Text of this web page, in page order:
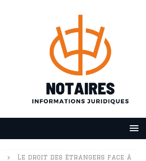
Le droit des étrangers face à